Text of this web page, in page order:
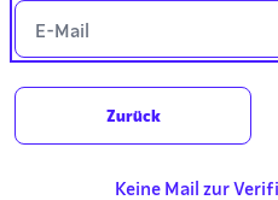
E-Mail
Zurück
Keine Mail zur